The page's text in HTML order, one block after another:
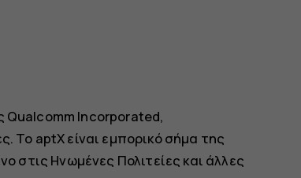
Qualcomm Incorporated,
Το aptX είναι εμπορικό σήμα της
Ηνωμένες Πολιτείες και άλλες